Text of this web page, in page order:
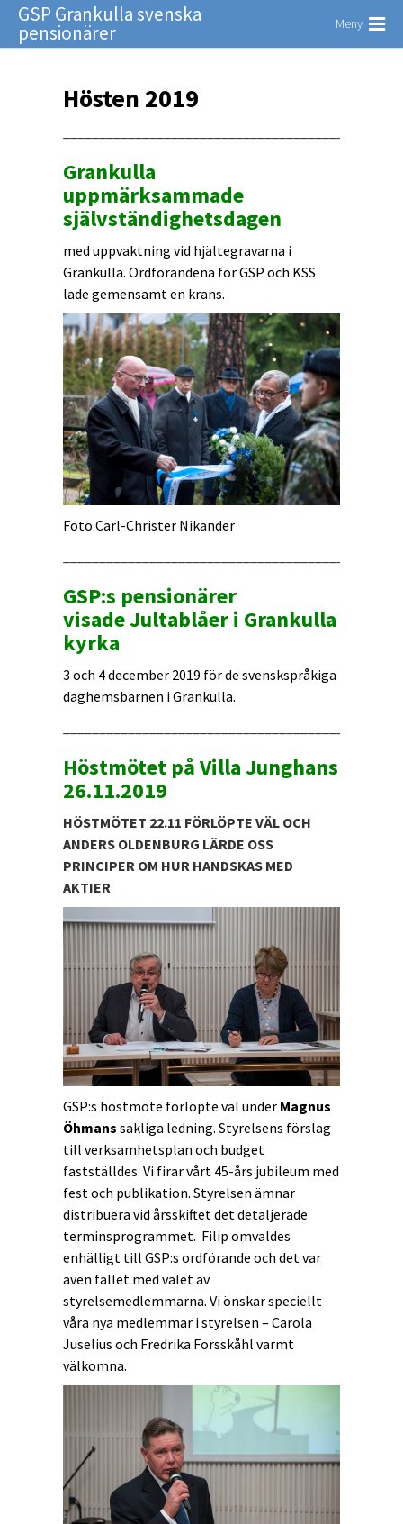
GSP Grankulla svenska
pensionärer Meny
Hösten 2019
Grankulla
uppmärksammade
självständighetsdagen
med uppvaktning vid hjältegravarna i
Grankulla. Ordförandena för GSP och KSS
lade gemensamt en krans.
Foto Carl-Christer Nikander
GSP:s pensionärer
visade Jultablåer i Grankulla
kyrka
3 och 4 december 2019 för de svenskspråkiga
daghemsbarnen i Grankulla.
Höstmötet på Villa Junghans
26.11.2019
HÖSTMÖTET 22.11 FÖRLÖPTE VÄL OCH
ANDERS OLDENBURG LÄRDE OSS
PRINCIPER OM HUR HANDSKAS MED
AKTIER
GSP:s höstmöte förlöpte väl under Magnus
Öhmans sakliga ledning. Styrelsens förslag
till verksamhetsplan och budget
fastställdes. Vi firar vårt 45-års jubileum med
fest och publikation. Styrelsen ämnar
distribuera vid årsskiftet det detaljerade
terminsprogrammet. Filip omvaldes
enhälligt till GSP:s ordförande och det var
även fallet med valet av
styrelsemedlemmarna. Vi önskar speciellt
våra nya medlemmar i styrelsen – Carola
Juselius och Fredrika Forsskåhl varmt
välkomna.